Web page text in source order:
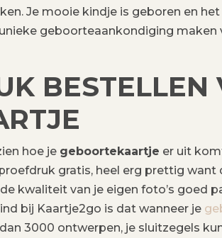
Je mooie kindje is geboren en
geboorteaankondiging maken
BESTELLEN
hoe je geboortekaartje er uit
gratis, heel erg prettig want
kwaliteit van je eigen foto’s goed
bij Kaartje2go is dat wanneer je
3000 ontwerpen, je sluitzegels